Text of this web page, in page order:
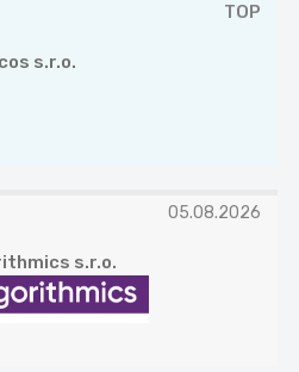
TOP
s.r.o.
05.08.2026
s.r.o.